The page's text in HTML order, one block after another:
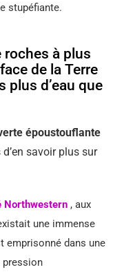
stupéfiante.
roches à plus
de la Terre
plus d’eau que
époustouflante
savoir plus sur
Northwestern , aux
une immense
emprisonné dans une
pression